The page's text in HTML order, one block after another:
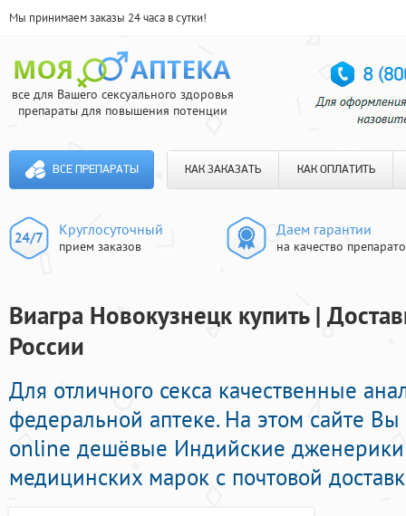
Мы принимаем заказы 24 часа в сутки!
все для Вашего сексуального здоровья
препараты для повышения потенции
ВСЕ ПРЕПАРАТЫ КАК ЗАКАЗАТЬ КАК ОПЛАТИТЬ
Круглосуточный
прием заказов
Даем гарантии
на качество
Виагра Новокузнецк купить |
России
Для отличного секса качественные
федеральной аптеке. На этом сайте
online дешёвые Индийские
медицинских марок с почтовой